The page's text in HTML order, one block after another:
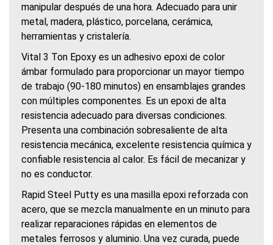
manipular después de una hora. Adecuado para unir
metal, madera, plástico, porcelana, cerámica,
herramientas y cristalería.
Vital 3 Ton Epoxy es un adhesivo epoxi de color
ámbar formulado para proporcionar un mayor tiempo
de trabajo (90-180 minutos) en ensamblajes grandes
con múltiples componentes. Es un epoxi de alta
resistencia adecuado para diversas condiciones.
Presenta una combinación sobresaliente de alta
resistencia mecánica, excelente resistencia química y
confiable resistencia al calor. Es fácil de mecanizar y
no es conductor.
Rapid Steel Putty es una masilla epoxi reforzada con
acero, que se mezcla manualmente en un minuto para
realizar reparaciones rápidas en elementos de
metales ferrosos y aluminio. Una vez curada, puede